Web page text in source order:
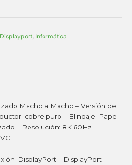
, Informática
Macho a Macho – Versión del
cobre puro – Blindaje: Papel
– Resolución: 8K 60Hz –
DisplayPort – DisplayPort